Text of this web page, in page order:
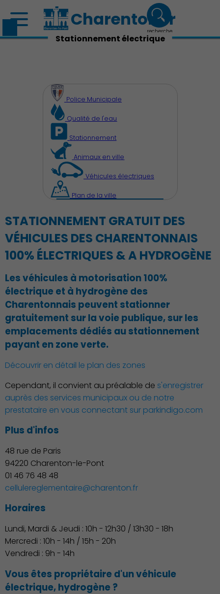
Découvrir Charenton
Démocratie locale
Charenton.fr
recherche
Stationnement électrique
Police Municipale
Qualité de l'eau
Stationnement
Animaux en ville
Véhicules électriques
Plan de la ville
STATIONNEMENT GRATUIT DES
VÉHICULES DES CHARENTONNAIS
100% ÉLECTRIQUES & A HYDROGÈNE
Les véhicules à motorisation 100%
électrique et à hydrogène des
Charentonnais peuvent stationner
gratuitement sur la voie publique, sur les
emplacements dédiés au stationnement
payant en zone verte.
Découvrir en détail le plan des zones
Cependant, il convient au préalable de s'enregistrer
auprès des services municipaux ou de notre
prestataire en vous connectant sur parkindigo.com
Plus d'infos
48 rue de Paris
94220 Charenton-le-Pont
01 46 76 48 48
cellulereglementaire@charenton.fr
Horaires
Lundi, Mardi & Jeudi : 10h - 12h30 / 13h30 - 18h
Mercredi : 10h - 14h / 15h - 20h
Vendredi : 9h - 14h
Vous êtes propriétaire d'un véhicule
électrique, hydrogène ?